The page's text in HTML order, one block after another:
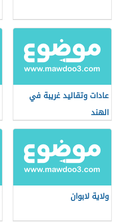
عادات وتقاليد غريبة في
الهند
ولاية لابوان